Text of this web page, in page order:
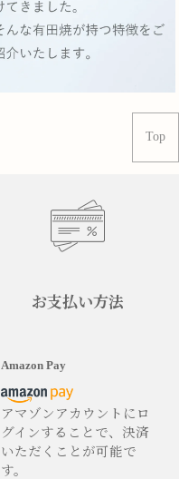
Top
お支払い方法
Amazon Pay
アマゾンアカウントにロ
グインすることで、決済
いただくことが可能で
す。